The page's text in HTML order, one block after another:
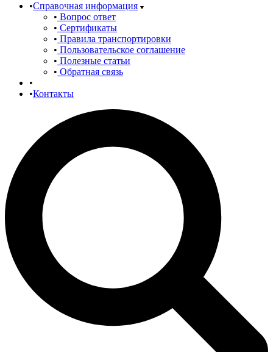
Справочная информация
Вопрос ответ
Сертификаты
Правила транспортировки
Пользовательское соглашение
Полезные статьи
Обратная связь
Контакты